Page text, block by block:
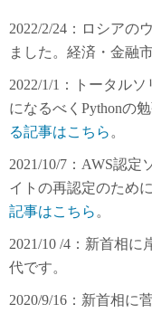
2022/2/24：ロシアの
ました。経済・金融
2022/1/1：トータル
になるべくPythonの
る記事はこちら 。
2021/10/7：AWS認
イトの再認定のため
記事はこちら 。
2021/10 /4：新首相
代です。
2020/9/16：新首相に